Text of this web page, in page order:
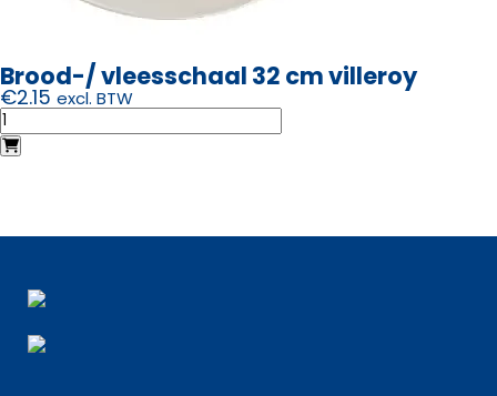
Brood-/ vleesschaal 32 cm villeroy
€2.15 excl. BTW